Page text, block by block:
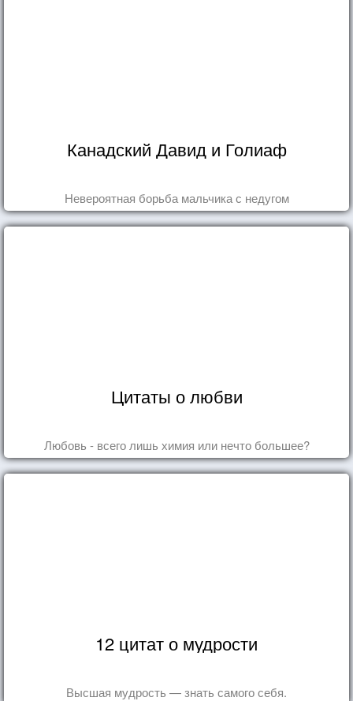
Канадский Давид и Голиаф
Невероятная борьба мальчика с недугом
Цитаты о любви
Любовь - всего лишь химия или нечто большее?
12 цитат о мудрости
Высшая мудрость — знать самого себя.